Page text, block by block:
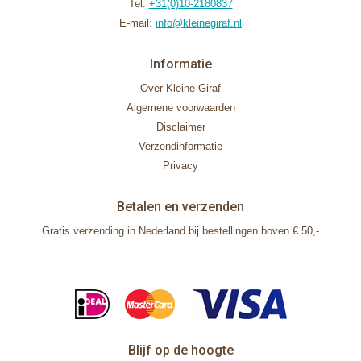
Tel: +31(0)10-2180837
E-mail: info@kleinegiraf.nl
Informatie
Over Kleine Giraf
Algemene voorwaarden
Disclaimer
Verzendinformatie
Privacy
Betalen en verzenden
Gratis verzending in Nederland bij bestellingen boven € 50,-
Blijf op de hoogte